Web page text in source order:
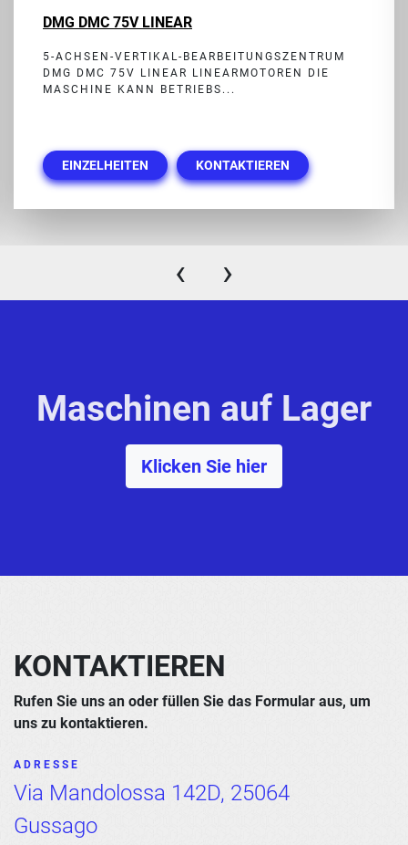
DMG DMC 75V LINEAR
5-ACHSEN-VERTIKAL-BEARBEITUNGSZENTRUM
DMG DMC 75V LINEAR LINEARMOTOREN DIE
MASCHINE KANN BETRIEBS...
EINZELHEITEN KONTAKTIEREN
‹ ›
Maschinen auf Lager
Klicken Sie hier
KONTAKTIEREN
Rufen Sie uns an oder füllen Sie das Formular aus, um
uns zu kontaktieren.
ADRESSE
Via Mandolossa 142D, 25064
Gussago